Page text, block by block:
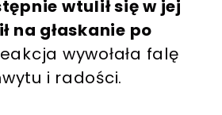
wtulił się w jej
na głaskanie po
wywołała falę
i radości.